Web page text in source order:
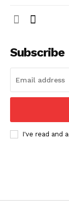
О нас
Политика
Subscribe
I've read and